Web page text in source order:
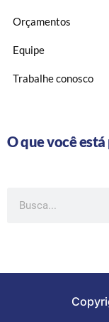
Orçamentos
Equipe
Trabalhe conosco
O que você